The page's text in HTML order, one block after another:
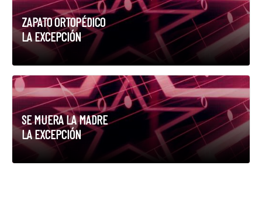
ZAPATO ORTOPÉDICO
LA EXCEPCIÓN
SE MUERA LA MADRE
LA EXCEPCIÓN